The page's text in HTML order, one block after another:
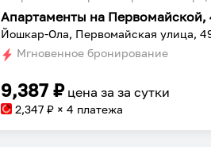
Апартаменты на Первомайской,
Йошкар-Ола, Первомайская улица,
Мгновенное бронирование
9,387 ₽ цена заза сутки
2,347 ₽ × 4 платежа